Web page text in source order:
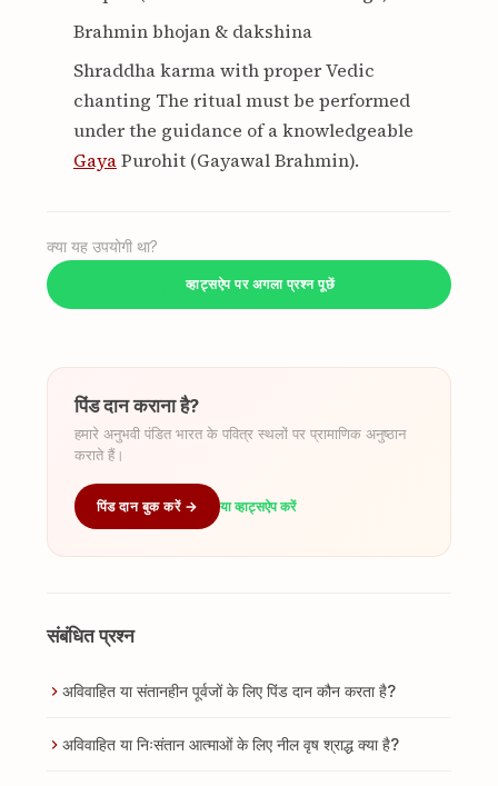
Brahmin bhojan & dakshina
Shraddha karma with proper Vedic
chanting The ritual must be performed
under the guidance of a knowledgeable
GayaPurohit (Gayawal Brahmin).
क्या यह उपयोगी था?
व्हाट्सऐप पर अगला प्रश्न पूछें
पिंड दान कराना है?
हमारे अनुभवी पंडित भारत के पवित्र स्थलों पर प्रामाणिक अनुष्ठान
कराते हैं।
पिंड दान बुक करें → या व्हाट्सऐप करें
संबंधित प्रश्न
अविवाहित या संतानहीन पूर्वजों के लिए पिंड दान कौन करता है?
अविवाहित या निःसंतान आत्माओं के लिए नील वृष श्राद्ध क्या है?